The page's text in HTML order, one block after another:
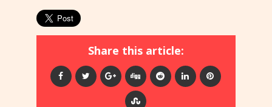
Share this article: